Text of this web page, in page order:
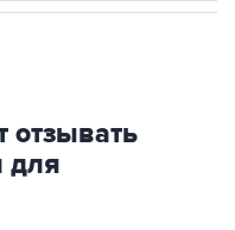
отзывать
для